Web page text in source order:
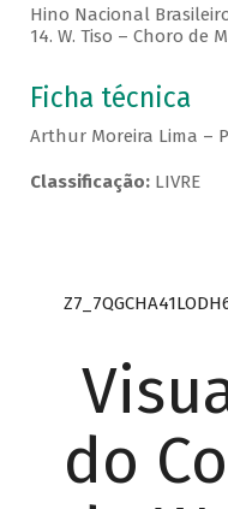
Hino Nacional
14. W. Tiso – Choro de
Ficha técnica
Arthur Moreira Lima –
Classificação:LIVRE
do